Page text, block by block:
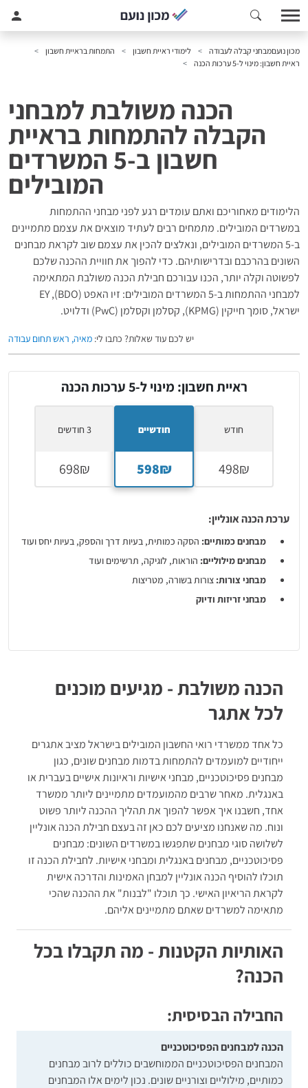
מכון נועםמבחני קבלה לעבודה לימודי ראיית חשבון
התמחות בראיית חשבון
ראיית חשבון: מינוי ל-5 ערכות הכנה
הכנה משולבת למבחני
הקבלה להתמחות בראיית
חשבון ב-5 המשרדים
המובילים
הלימודים מאחוריכם ואתם עומדים רגע לפני מבחני ההתמחות
במשרדים המובילים. מתמחים רבים לעתיד מוצאים את עצמם מתמיינים
ב-5 המשרדים המובילים, ונאלצים להכין את עצמם שוב לקראת מבחנים
השונים בהרכבם ובדרישותיהם. כדי להפוך את חוויית ההכנה שלכם
לפשוטה וקלה יותר, הכנו עבורכם חבילת הכנה משולבת המתאימה
למבחני ההתמחות ב-5 המשרדים המובילים: זיו האפט (BDO), EY
ישראל, סומך חייקין (KPMG), קסלמן וקסלמן (PwC) ודלויט.
יש לכם עוד שאלות? כתבו לי: מאיה, ראש תחום עבודה
ראיית חשבון: מינוי ל-5 ערכות הכנה
חודש חודשיים
‏598₪
3 חודשים
ערכת הכנה אונליין:
מבחנים כמותיים: הסקה כמותית, בעיות דרך והספק, בעיות יחס ועוד
מבחנים מילוליים: הוראות, לוגיקה, תרשימים ועוד
מבחני צורות: צורות בשורה, מטריצות
מבחני זריזות ודיוק
הסרת חלודה:קובצי רענוןבנושאים כמותיים שונים
מבחני אישיות: קובצי הדרכה + שתי סימולציות של מבחן אישיות
ממוחשב בן 240 היגדים
הכנה משולבת - מגיעים מוכנים
לכל אתגר
כל אחד ממשרדי רואי החשבון המובילים בישראל מציב אתגרים
ייחודיים למועמדים להתמחות בדמות מבחנים שונים, כגון
מבחנים פסיכוטכניים, מבחני אישיות וראיונות אישיים בעברית או
באנגלית. מאחר שרבים מהמועמדים מתמיינים ליותר ממשרד
אחד, חשבנו איך אפשר להפוך את תהליך ההכנה ליותר פשוט
ונוח. מה שאנחנו מציעים לכם כאן זה בעצם חבילת הכנה אונליין
לשלושה סוגי מבחנים שתפגשו במשרדים השונים: מבחנים
פסיכוטכניים, מבחנים באנגלית ומבחני אישיות. לחבילת הכנה זו
תוכלו להוסיף הכנה אונליין למבחן האמינות והדרכה אישית
לקראת הריאיון האישי. כך תוכלו "לבנות" את ההכנה שהכי
מתאימה למשרדים שאתם מתמיינים אליהם.
האותיות הקטנות - מה תקבלו בכל
הכנה?
החבילה הבסיסית:
הכנה למבחנים הפסיכוטכניים
המבחנים הפסיכוטכניים הממוחשבים כוללים לרוב מבחנים
כמותיים, מילוליים וצורניים שונים. נכון לימים אלו המבחנים